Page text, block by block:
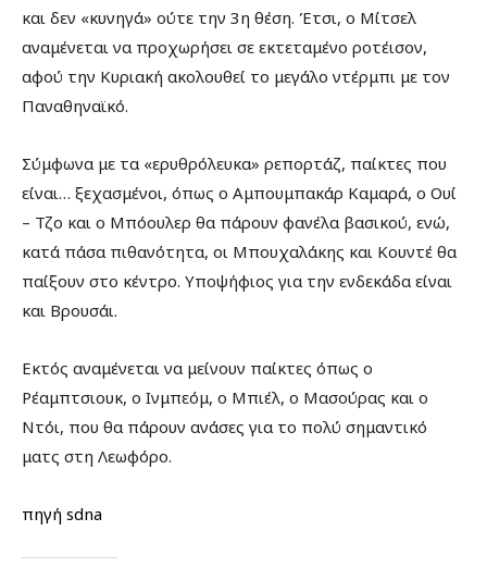
και δεν «κυνηγά» ούτε την 3η θέση. Έτσι, ο Μίτσελ
αναμένεται να προχωρήσει σε εκτεταμένο ροτέισον,
αφού την Κυριακή ακολουθεί το μεγάλο ντέρμπι με τον
Παναθηναϊκό.
Σύμφωνα με τα «ερυθρόλευκα» ρεπορτάζ, παίκτες που
είναι… ξεχασμένοι, όπως ο Αμπουμπακάρ Καμαρά, ο Ουί
– Τζο και ο Μπόουλερ θα πάρουν φανέλα βασικού, ενώ,
κατά πάσα πιθανότητα, οι Μπουχαλάκης και Κουντέ θα
παίξουν στο κέντρο. Υποψήφιος για την ενδεκάδα είναι
και Βρουσάι.
Εκτός αναμένεται να μείνουν παίκτες όπως ο
Ρέαμπτσιουκ, ο Ινμπεόμ, ο Μπιέλ, ο Μασούρας και ο
Ντόι, που θα πάρουν ανάσες για το πολύ σημαντικό
ματς στη Λεωφόρο.
πηγή sdna